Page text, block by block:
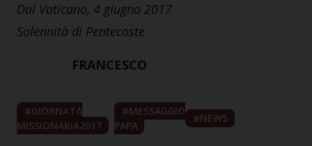
Dal Vaticano, 4 giugno 2017
Solennità di Pentecoste
FRANCESCO
GIORNATA
MISSIONARIA2017
MESSAGGIO
PAPA
NEWS